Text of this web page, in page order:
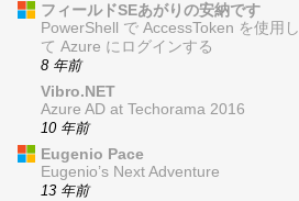
フィールドSEあがりの安納です
PowerShell で AccessToken を使用し
て Azure にログインする
8 年前
Vibro.NET
Azure AD at Techorama 2016
10 年前
Eugenio Pace
Eugenio’s Next Adventure
13 年前